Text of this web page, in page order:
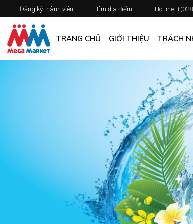
Đăng ký thành viên Tìm địa điểm Hotline:
TRANG CHỦ GIỚI THIỆU
GIỚI THIỆU DOANH
DANH SÁCH HỆ
QUẢN LÝ CHẤT LƯỢNG
CÁC CHÍNH SÁCH
TRÁCH
GIỚI THIỆU DOANH
DANH SÁCH HỆ
CÁC CHÍNH SÁCH